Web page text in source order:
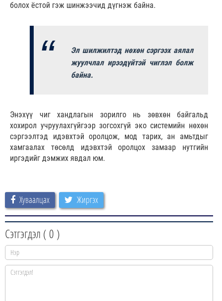
болох ёстой гэж шинжээчид дүгнэж байна.
Эл шилжилтэд нөхөн сэргээх аялал
жуулчлал ирээдүйтэй чиглэл болж
байна.
Энэхүү чиг хандлагын зорилго нь зөвхөн байгальд
хохирол учруулахгүйгээр зогсохгүй эко системийн нөхөн
сэргээлтэд идэвхтэй оролцож, мод тарих, ан амьтдыг
хамгаалах төсөлд идэвхтэй оролцох замаар нутгийн
иргэдийг дэмжих явдал юм.
Хуваалцах Жиргэх
Сэтгэгдэл ( 0 )